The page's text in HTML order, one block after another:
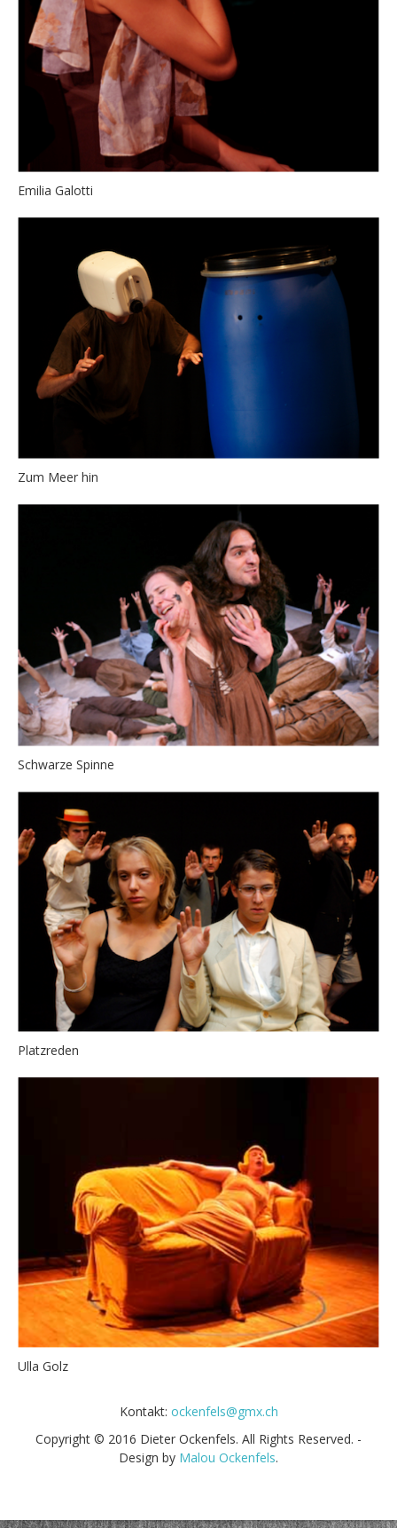
Emilia Galotti
Zum Meer hin
Schwarze Spinne
Platzreden
Ulla Golz
Kontakt: ockenfels@gmx.ch
Copyright © 2016 Dieter Ockenfels. All Rights Reserved. -
Design by Malou Ockenfels.